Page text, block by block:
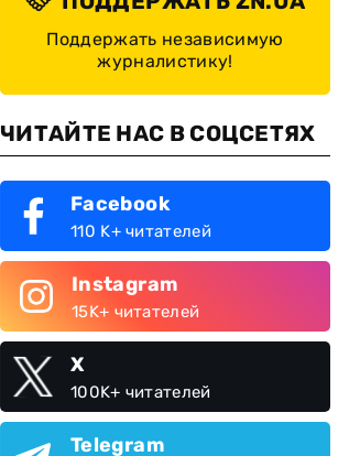
Поддержать независимую
журналистику!
ЧИТАЙТЕ НАС В СОЦСЕТЯХ
Facebook
110 K+ читателей
Instagram
15K+ читателей
X
100K+ читателей
Telegram